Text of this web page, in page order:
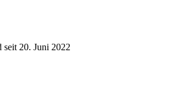
seit 20. Juni 2022